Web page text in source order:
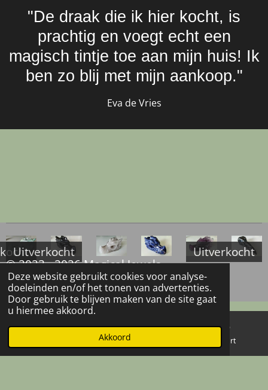
Deze website gebruikt cookies voor analyse-
doeleinden en/of het tonen van advertenties.
Door gebruik te blijven maken van de site gaat
u hiermee akkoord.
Akkoord
"De draak die ik hier kocht, is
prachtig en voegt echt een
magisch tintje toe aan mijn huis! Ik
ben zo blij met mijn aankoop."
Eva de Vries
Uitverkocht
Uitverkocht
© 2023 - 2026 Magical Jewels
Powered byJouwWeb
Telefoonnummer Kaart